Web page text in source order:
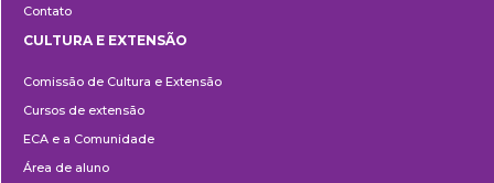
Contato
e
Extensão
CULTURA E EXTENSÃO
Comissão de Cultura e Extensão
Cursos de extensão
ECA e a Comunidade
Área de aluno